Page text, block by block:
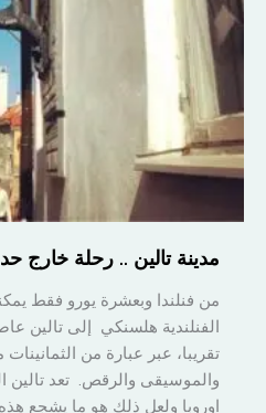
مدينة تالين .. رحلة خارج
من فنلندا وبعشرة يورو فقط
تقريبا، عبر عبارة من
والموسيقى والرقص. تعد تالين
اوروبا ولعل ذلك هو ما يشجع